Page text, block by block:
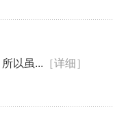
以虽... ［详细］